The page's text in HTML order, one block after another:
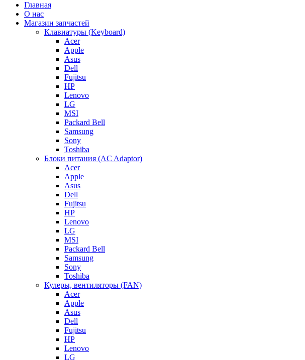
Главная
О нас
Магазин запчастей
Клавиатуры (Keyboard)
Acer
Apple
Asus
Dell
Fujitsu
HP
Lenovo
LG
MSI
Packard Bell
Samsung
Sony
Toshiba
Блоки питания (AC Adaptor)
Acer
Apple
Asus
Dell
Fujitsu
HP
Lenovo
LG
MSI
Packard Bell
Samsung
Sony
Toshiba
Кулеры, вентиляторы (FAN)
Acer
Apple
Asus
Dell
Fujitsu
HP
Lenovo
LG